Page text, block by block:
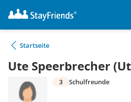
Startseite
Ute Speerbrecher
3 Schulfreunde